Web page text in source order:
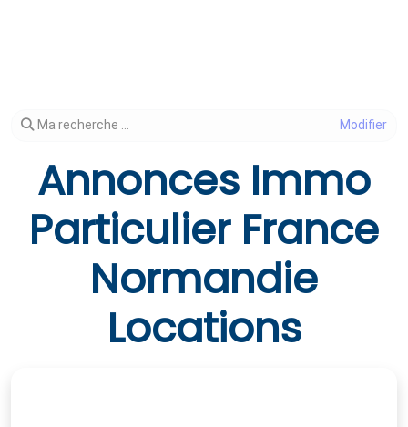
Modifier votre recherche
Ma recherche ...
Annonces Immo
Particulier France
Normandie
Locations